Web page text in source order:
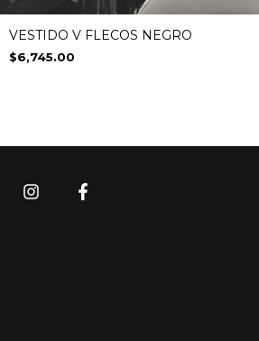
VESTIDO V FLECOS NEGRO
$6,745.00